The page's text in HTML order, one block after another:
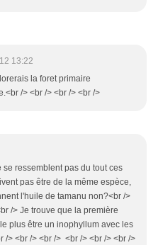
13:22
la foret primaire
/> <br /> <br /> <br />
se ressemblent pas du tout ces
pas être de la même espèce,
l'huile de tamanu non?<br />
/> Je trouve que la première
plus être un inophyllum avec les
/> <br /> <br /> <br /> <br /> <br />